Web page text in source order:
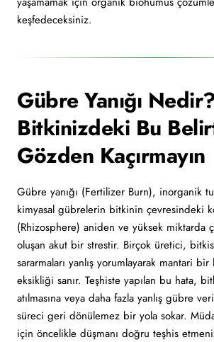
keşfedeceksiniz.
Gübre Yanığı
Bitkinizdeki Bu
Gözden Kaçırmayın
Gübre yanığı (Fertilizer Burn), inorganik
kimyasal gübrelerin bitkinin çevresindeki
(Rhizosphere) aniden ve yüksek miktarda
oluşan akut bir strestir. Birçok üretici,
sararmaları yanlış yorumlayarak mantari bir
eksikliği sanır. Teşhiste yapılan bu hata,
atılmasına veya daha fazla yanlış gübre
süreci geri dönülemez bir yola sokar.
için öncelikle düşmanı doğru teşhis